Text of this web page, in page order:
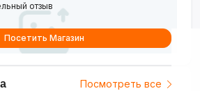
Посмотреть все
отзыв
Посетить Магазин